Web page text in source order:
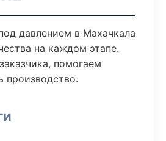
давлением в Махачкала
на каждом этапе.
помогаем
производство.